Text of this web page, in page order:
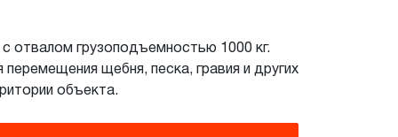
отвалом грузоподъемностью 1000 кг.
щебня, песка, гравия и других
объекта.